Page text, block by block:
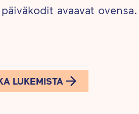
avaavat ovensa.
LUKEMISTA